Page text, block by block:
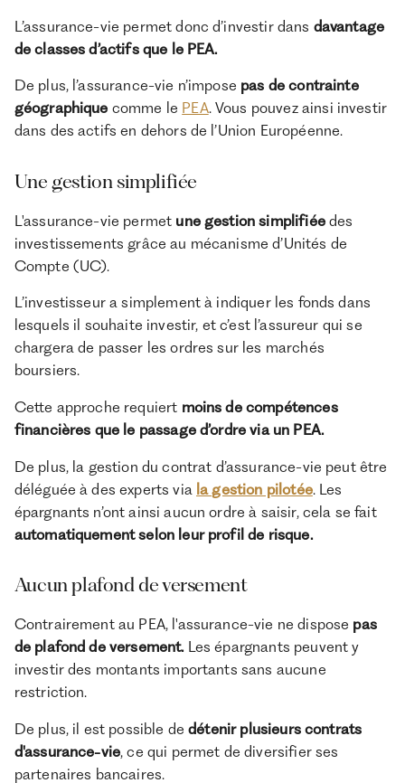
L’assurance-vie permet donc d’investir dans davantage
de classes d’actifs que le PEA.
De plus, l’assurance-vie n’impose pas de contrainte
géographique comme le PEA. Vous pouvez ainsi investir
dans des actifs en dehors de l’Union Européenne.
Une gestion simplifiée
L'assurance-vie permet une gestion simplifiée des
investissements grâce au mécanisme d’Unités de
Compte (UC).
L’investisseur a simplement à indiquer les fonds dans
lesquels il souhaite investir, et c’est l’assureur qui se
chargera de passer les ordres sur les marchés
boursiers.
Cette approche requiert moins de compétences
financières que le passage d’ordre via un PEA.
De plus, la gestion du contrat d’assurance-vie peut être
déléguée à des experts via la gestion pilotée. Les
épargnants n’ont ainsi aucun ordre à saisir, cela se fait
automatiquement selon leur profil de risque.
Aucun plafond de versement
Contrairement au PEA, l'assurance-vie ne dispose pas
de plafond de versement. Les épargnants peuvent y
investir des montants importants sans aucune
restriction.
De plus, il est possible dedétenir plusieurs contrats
d'assurance-vie, ce qui permet de diversifier ses
partenaires bancaires.